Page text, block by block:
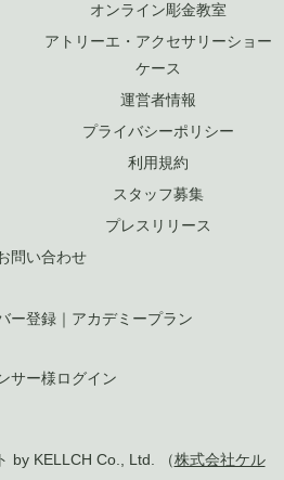
オンライン彫金教室
アトリーエ・アクセサリーショー
ケース
運営者情報
プライバシーポリシー
利用規約
スタッフ募集
プレスリリース
問い合わせ
ー登録 ｜ アカデミープラン
サー様ログイン
by KELLCH Co., Ltd. （株式会社ケル